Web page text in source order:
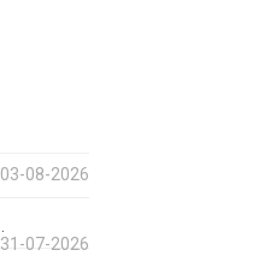
03-08-2026
31-07-2026